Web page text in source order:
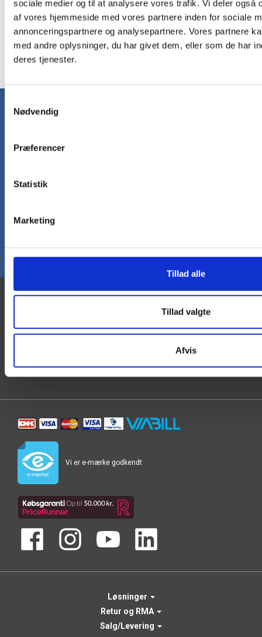
sociale medier og til at analysere vores trafik. Vi deler også
af vores hjemmeside med vores partnere inden for sociale
annonceringspartnere og analysepartnere. Vores partnere
med andre oplysninger, du har givet dem, eller som de har
deres tjenester.
Nødvendig
Præferencer
Statistik
Marketing
Tillad alle
Tillad valgte
Afvis
194,25 / Stk
Læg i kurv
235,50 / Stk
inkl. moms
Læg i kurv
Nyhedsbrev
indbakke hver uge.
JustMore K/S
info@justmore.dk
CVR: 32 44 30 36
Vi er e-mærke godkendt
Løsninger
Retur og RMA
Salg/Levering